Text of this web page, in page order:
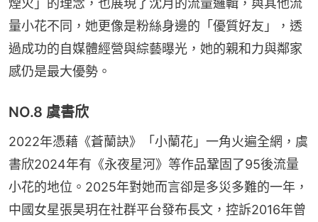
煙火」的理念，也展現了沈月的流量邏輯，與其他流
量小花不同，她更像是粉絲身邊的「優質好友」，透
過成功的自媒體經營與綜藝曝光，她的親和力與鄰家
感仍是最大優勢。
NO.8 虞書欣
2022年憑藉《蒼蘭訣》「小蘭花」一角火遍全網，虞
書欣2024年有《永夜星河》等作品鞏固了95後流量
小花的地位。2025年對她而言卻是多災多難的一年，
中國女星張昊玥在社群平台發布長文，控訴2016年曾